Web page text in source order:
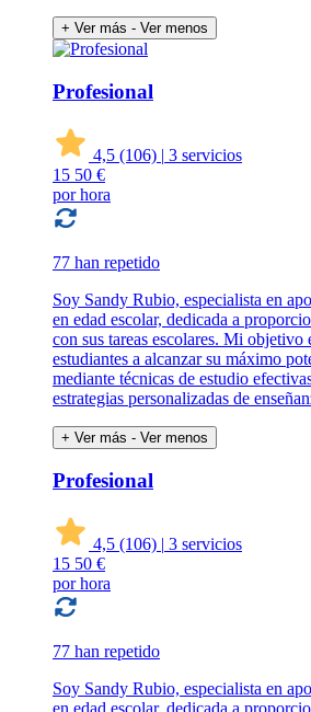
+ Ver más - Ver menos
Profesional
4,5 (106) | 3 servicios
15 50 €
por hora
77 han repetido
Soy Sandy Rubio, especialista en
en edad escolar, dedicada a
con sus tareas escolares. Mi objetivo
estudiantes a alcanzar su máximo
mediante técnicas de estudio
estrategias personalizadas de
+ Ver más - Ver menos
Profesional
4,5 (106) | 3 servicios
15 50 €
por hora
77 han repetido
Soy Sandy Rubio, especialista en